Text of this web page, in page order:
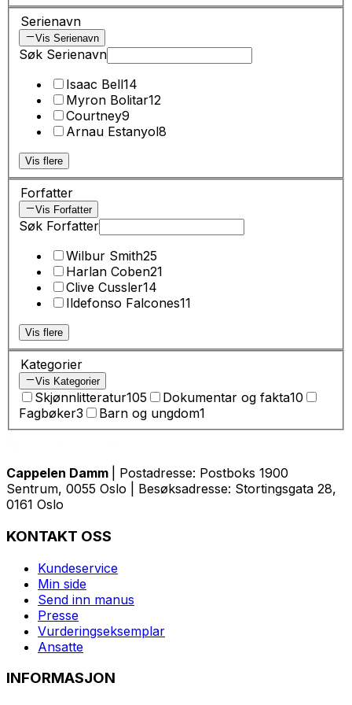
Serienavn
Vis Serienavn
Søk Serienavn
Isaac Bell14
Myron Bolitar12
Courtney9
Arnau Estanyol8
Vis flere
Forfatter
Vis Forfatter
Søk Forfatter
Wilbur Smith25
Harlan Coben21
Clive Cussler14
Ildefonso Falcones11
Vis flere
Kategorier
Vis Kategorier
Skjønnlitteratur105 Dokumentar og fakta10
Fagbøker3 Barn og ungdom1
Cappelen Damm
| Postadresse: Postboks 1900
Sentrum, 0055 Oslo | Besøksadresse: Stortingsgata 28,
0161 Oslo
KONTAKT OSS
Kundeservice
Min side
Send inn manus
Presse
Vurderingseksemplar
Ansatte
INFORMASJON